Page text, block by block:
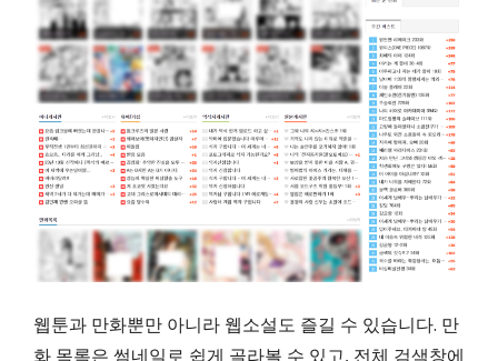
웹툰과 만화뿐만 아니라 웹소설도 즐길 수 있습니다. 만
화 목록은 썸네일로 쉽게 골라볼 수 있고, 전체 검색창에